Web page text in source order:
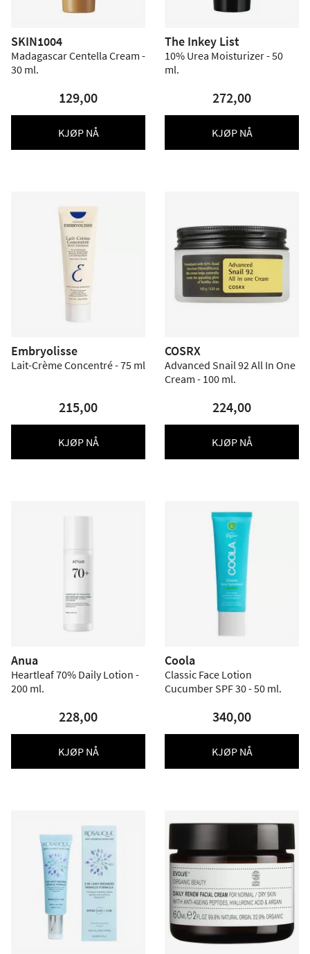
SKIN1004
Madagascar Centella Cream -
30 ml.
129,00
KJØP NÅ
The Inkey List
10% Urea Moisturizer - 50
ml.
272,00
KJØP NÅ
Embryolisse
Lait-Crème Concentré - 75 ml
215,00
KJØP NÅ
COSRX
Advanced Snail 92 All In One
Cream - 100 ml.
224,00
KJØP NÅ
Anua
Heartleaf 70% Daily Lotion -
200 ml.
228,00
KJØP NÅ
Coola
Classic Face Lotion
Cucumber SPF 30 - 50 ml.
340,00
KJØP NÅ